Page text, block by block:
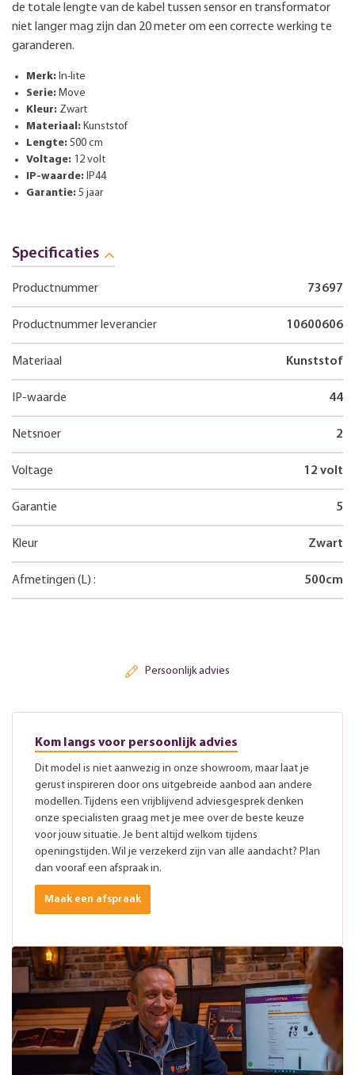
de totale lengte van de kabel tussen sensor en transformator
niet langer mag zijn dan 20 meter om een correcte werking te
garanderen.
Merk: In-lite
Serie: Move
Kleur: Zwart
Materiaal: Kunststof
Lengte: 500 cm
Voltage: 12 volt
IP-waarde: IP44
Garantie: 5 jaar
Specificaties
Productnummer 73697
Productnummer leverancier 10600606
Materiaal Kunststof
IP-waarde 44
Netsnoer 2
Voltage 12 volt
Garantie 5
Kleur Zwart
Afmetingen (L) : 500cm
Persoonlijk advies
Kom langs voor persoonlijk advies
Dit model is niet aanwezig in onze showroom, maar laat je
gerust inspireren door ons uitgebreide aanbod aan andere
modellen. Tijdens een vrijblijvend adviesgesprek denken
onze specialisten graag met je mee over de beste keuze
voor jouw situatie. Je bent altijd welkom tijdens
openingstijden. Wil je verzekerd zijn van alle aandacht? Plan
dan vooraf een afspraak in.
Maak een afspraak